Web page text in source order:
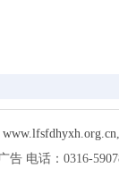
www.lfsfdhyxh.org.cn
告 电话：0316-